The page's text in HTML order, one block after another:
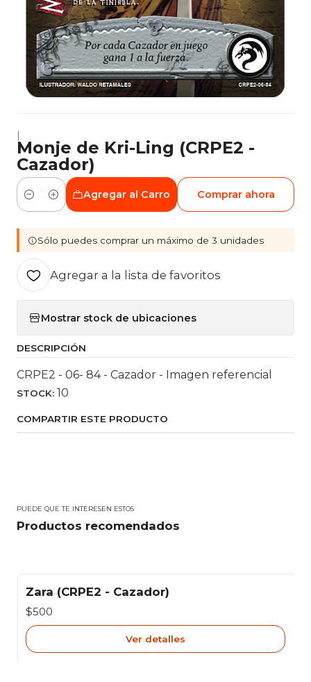
|
Monje de Kri-Ling (CRPE2 -
Cazador)
Cantidad
Agregar al Carro Comprar ahora
Sólo puedes comprar un máximo de 3 unidades
Agregar a la lista de favoritos
Mostrar stock de ubicaciones
DESCRIPCIÓN
CRPE2 - 06- 84 - Cazador - Imagen referencial
STOCK: 10
COMPARTIR ESTE PRODUCTO
PUEDE QUE TE INTERESEN ESTOS
Productos recomendados
Agotado
Zara (CRPE2 - Cazador)
$500
Ver detalles